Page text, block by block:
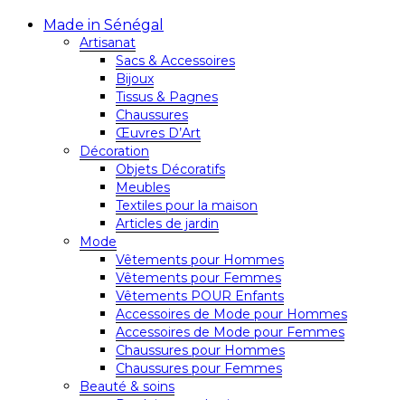
Made in Sénégal
Artisanat
Sacs & Accessoires
Bijoux
Tissus & Pagnes
Chaussures
Œuvres D’Art
Décoration
Objets Décoratifs
Meubles
Textiles pour la maison
Articles de jardin
Mode
Vêtements pour Hommes
Vêtements pour Femmes
Vêtements POUR Enfants
Accessoires de Mode pour Hommes
Accessoires de Mode pour Femmes
Chaussures pour Hommes
Chaussures pour Femmes
Beauté & soins